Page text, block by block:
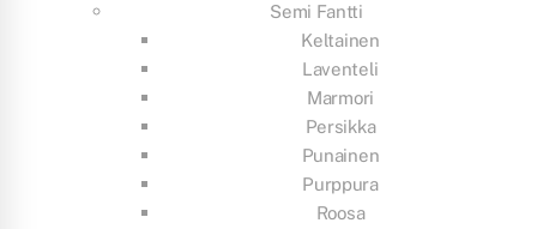
Semi Fantti
Keltainen
Laventeli
Marmori
Persikka
Punainen
Purppura
Roosa